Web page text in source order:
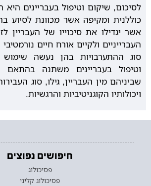
לסיכום, שיקום וטיפול בעבריינים היא
כוללנית ומקיפה אשר מכוונת לסיוע
אשר יגדילו את סיכוייו של העבריין
העברייניים ולקיים אורח חיים
סוג ההתערבויות בהן נעשה
וטיפול בעבריינים משתנה בהתאם
שביניהם מין העבריין, גילו, סוג
ויכולותיו הקוגניטיביות והרגשיות.
חיפושים נפוצים
פסיכולוג
פסיכולוג קליני